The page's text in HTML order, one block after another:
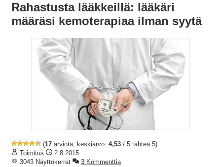
Rahastusta lääkkeillä: lääkäri
määräsi kemoterapiaa ilman syytä
(17 arviota, keskiarvo: 4,53 / 5 tähteä 5)
Toimitus
2.8.2015
3043 Näyttökerrat
3 Kommenttia